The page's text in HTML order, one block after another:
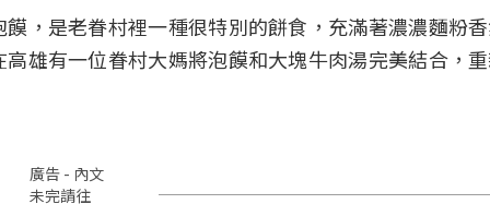
，是老眷村裡一種很特別的餅食，充滿著濃濃麵粉
雄有一位眷村大媽將泡饃和大塊牛肉湯完美結合，
廣告 - 內文
未完請往